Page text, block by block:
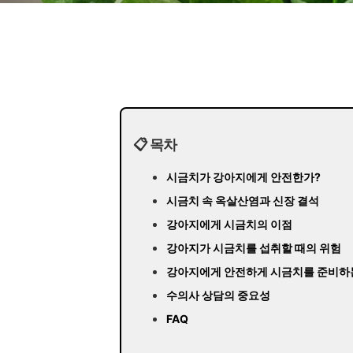
📋 목차
시금치가 강아지에게 안전한가?
시금치 속 옥살산염과 신장 결석
강아지에게 시금치의 이점
강아지가 시금치를 섭취할 때의 위험
강아지에게 안전하게 시금치를 준비하
수의사 상담의 중요성
FAQ